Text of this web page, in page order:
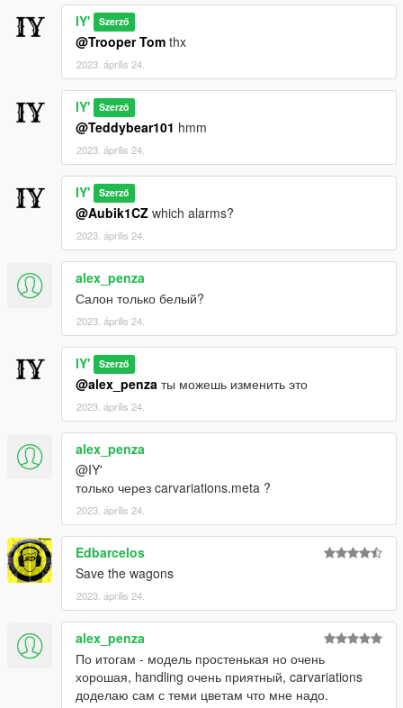
IY' Szerző
@Trooper Tom thx
2023. április 24.
IY' Szerző
@Teddybear101 hmm
2023. április 24.
IY' Szerző
@Aubik1CZ which alarms?
2023. április 24.
alex_penza
Салон только белый?
2023. április 24.
IY' Szerző
@alex_penza ты можешь изменить это
2023. április 24.
alex_penza
@IY'
только через carvariations.meta ?
2023. április 24.
Edbarcelos
Save the wagons
2023. április 24.
alex_penza
По итогам - модель простенькая но очень
хорошая, handling очень приятный, carvariations
доделаю сам с теми цветам что мне надо.